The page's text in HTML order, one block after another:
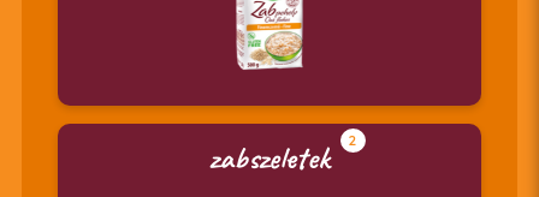
2
zabszeletek